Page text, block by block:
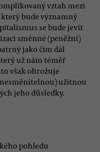
vztah mezi
bude významný
se bude jevit
směnné (peněžní)
jako čím dál
už nám téměř
však ohrožuje
užitnou
jeho důsledky.
pohledu